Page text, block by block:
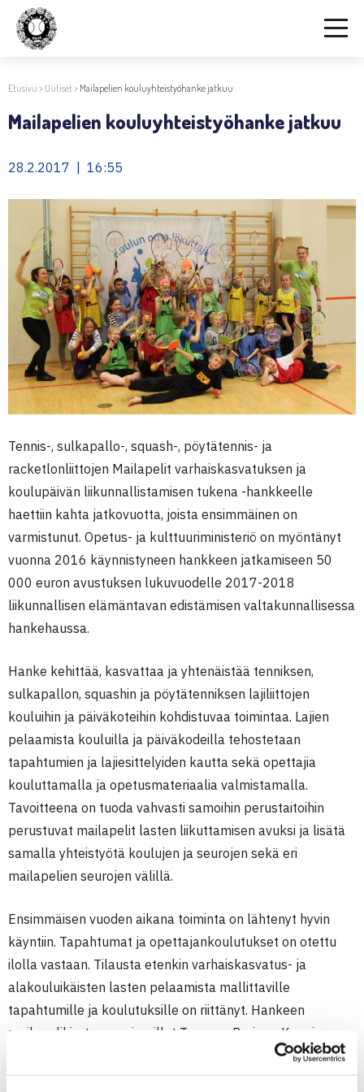
Etusivu > Uutiset> Mailapelien kouluyhteistyöhanke jatkuu
Mailapelien kouluyhteistyöhanke jatkuu
28.2.2017 | 16:55
Tennis-, sulkapallo-, squash-, pöytätennis- ja
racketlonliittojen Mailapelit varhaiskasvatuksen ja
koulupäivän liikunnallistamisen tukena -hankkeelle
haettiin kahta jatkovuotta, joista ensimmäinen on
varmistunut. Opetus- ja kulttuuriministeriö on myöntänyt
vuonna 2016 käynnistyneen hankkeen jatkamiseen 50
000 euron avustuksen lukuvuodelle 2017-2018
liikunnallisen elämäntavan edistämisen valtakunnallisessa
hankehaussa.
Hanke kehittää, kasvattaa ja yhtenäistää tenniksen,
sulkapallon, squashin ja pöytätenniksen lajiliittojen
kouluihin ja päiväkoteihin kohdistuvaa toimintaa. Lajien
pelaamista kouluilla ja päiväkodeilla tehostetaan
tapahtumien ja lajiesittelyiden kautta sekä opettajia
kouluttamalla ja opetusmateriaalia valmistamalla.
Tavoitteena on tuoda vahvasti samoihin perustaitoihin
perustuvat mailapelit lasten liikuttamisen avuksi ja lisätä
samalla yhteistyötä koulujen ja seurojen sekä eri
mailapelien seurojen välillä.
Ensimmäisen vuoden aikana toiminta on lähtenyt hyvin
käyntiin. Tapahtumat ja opettajankoulutukset on otettu
ilolla vastaan. Tilausta etenkin varhaiskasvatus- ja
alakouluikäisten lasten pelaamista mallittaville
tapahtumille ja koulutuksille on riittänyt. Hankeen
mailapelikiertue on vieraillut Turussa, Porissa, Kuopiossa,
mailapelitapahtumiin on osallistunut yli 3000 lasta ja 500